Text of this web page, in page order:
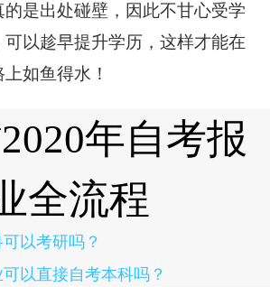
是出处碰壁，因此不甘心受学
可以趁早提升学历，这样才能在
如鱼得水！
以考研吗？
以直接自考本科吗？